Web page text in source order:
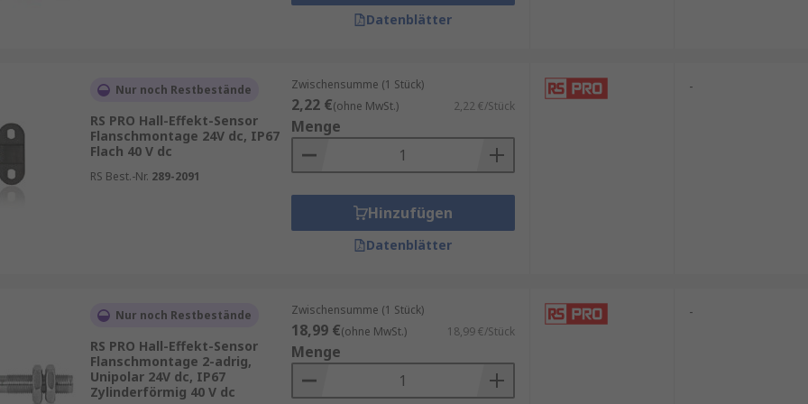
auszulösen, anstatt auf Kontakte, die sich physisch berühren. Kontaktloses Schalten
Betrieb. Daher werden Hall-Effekt-Schalter oft in anspruchsvollen Branchen
die sich ändernde Spannung, wenn sich das Gerät in einem Magnetfeld befindet. Mit
dass er sich in einem Magnetfeld befindet, kann er die Position von Objekten erfassen.
zu und in einem schwächeren Feld ab.
Magnetfelds, bis die Grenzen der Stromversorgung erreicht sind.
Datenblätter
Nur noch Restbestände
RS PRO Hall-Effekt-Sensor
Flanschmontage 24V dc, IP67
Flach 40 V dc
RS Best.-Nr. 289-2091
Zwischensumme (1 Stück)
2,22 €(ohne MwSt.) 2,22 €/Stück
Menge
Hinzufügen
Datenblätter
-
Nur noch Restbestände
RS PRO Hall-Effekt-Sensor
Flanschmontage 2-adrig,
Unipolar 24V dc, IP67
Zylinderförmig 40 V dc
Zwischensumme (1 Stück)
18,99 €(ohne MwSt.) 18,99 €/Stück
Menge
-